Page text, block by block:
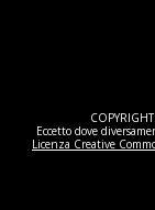
Eccetto dove
Licenza Creative